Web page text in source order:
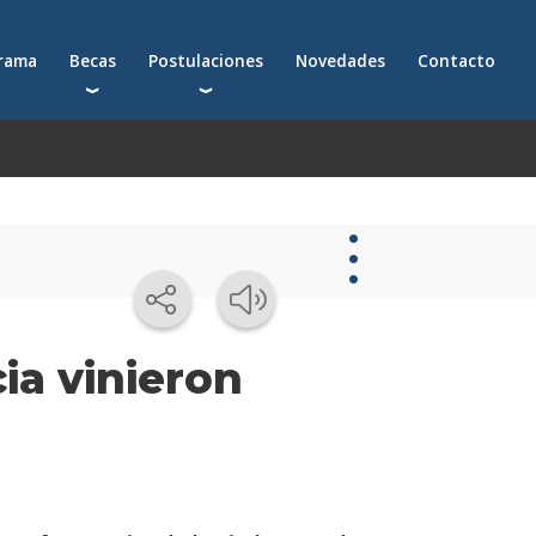
Becas
Becas para postgrados
Postulaciones
Cómo postularte a un postgrado
Novedades Contacto
vinieron